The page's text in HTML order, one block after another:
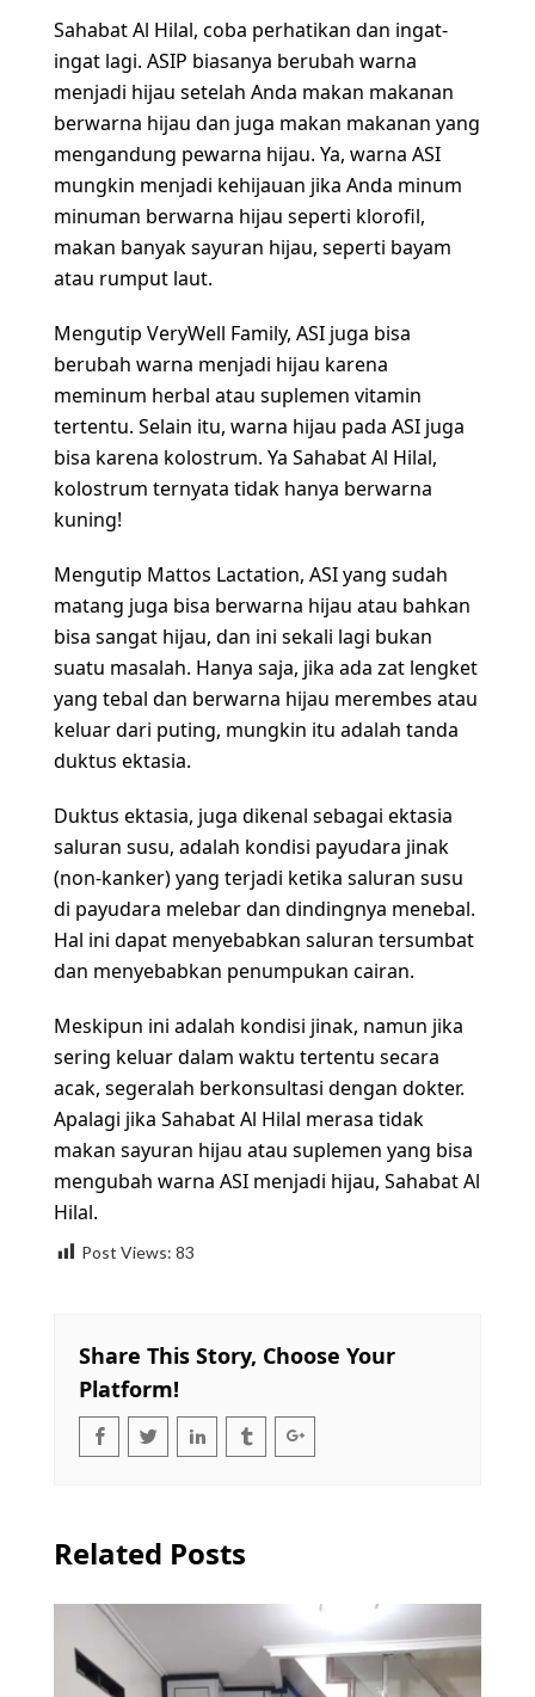
Sahabat Al Hilal, coba perhatikan dan ingat-
ingat lagi. ASIP biasanya berubah warna
menjadi hijau setelah Anda makan makanan
berwarna hijau dan juga makan makanan yang
mengandung pewarna hijau. Ya, warna ASI
mungkin menjadi kehijauan jika Anda minum
minuman berwarna hijau seperti klorofil,
makan banyak sayuran hijau, seperti bayam
atau rumput laut.
Mengutip VeryWell Family, ASI juga bisa
berubah warna menjadi hijau karena
meminum herbal atau suplemen vitamin
tertentu. Selain itu, warna hijau pada ASI juga
bisa karena kolostrum. Ya Sahabat Al Hilal,
kolostrum ternyata tidak hanya berwarna
kuning!
Mengutip Mattos Lactation, ASI yang sudah
matang juga bisa berwarna hijau atau bahkan
bisa sangat hijau, dan ini sekali lagi bukan
suatu masalah. Hanya saja, jika ada zat lengket
yang tebal dan berwarna hijau merembes atau
keluar dari puting, mungkin itu adalah tanda
duktus ektasia.
Duktus ektasia, juga dikenal sebagai ektasia
saluran susu, adalah kondisi payudara jinak
(non-kanker) yang terjadi ketika saluran susu
di payudara melebar dan dindingnya menebal.
Hal ini dapat menyebabkan saluran tersumbat
dan menyebabkan penumpukan cairan.
Meskipun ini adalah kondisi jinak, namun jika
sering keluar dalam waktu tertentu secara
acak, segeralah berkonsultasi dengan dokter.
Apalagi jika Sahabat Al Hilal merasa tidak
makan sayuran hijau atau suplemen yang bisa
mengubah warna ASI menjadi hijau, Sahabat Al
Hilal.
Post Views: 83
Share This Story, Choose Your
Platform!
Related Posts